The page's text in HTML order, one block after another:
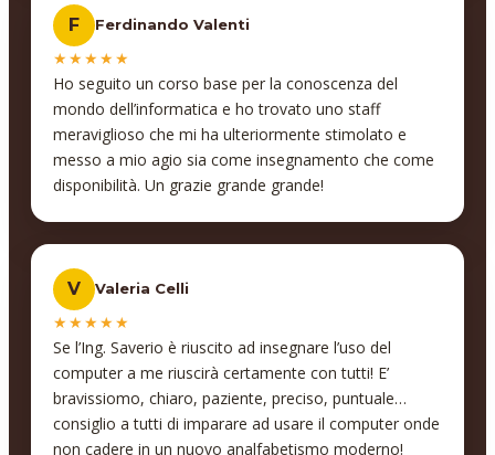
ha seguito ,Vito Foderà, per come è organizzato il
tutto, dai tutor, a cui va un ringraziamento alla mia,
Nadia Sbidri, per la disponibilità e la tempestività nel
rispondere ai messaggi, per come sono impostate le
lezioni che non lasciano nessuno indietro, grazie a
loro ho potuto approfondire il mio sapere e
completare la mia formazione nel campo informatico
sicuramente mi rivolgerò a loro in futuro.
F Ferdinando Valenti
★★★★★
Ho seguito un corso base per la conoscenza del
mondo dell’informatica e ho trovato uno staff
meraviglioso che mi ha ulteriormente stimolato e
messo a mio agio sia come insegnamento che come
disponibilità. Un grazie grande grande!
V Valeria Celli
★★★★★
Se l’Ing. Saverio è riuscito ad insegnare l’uso del
computer a me riuscirà certamente con tutti! E’
bravissiomo, chiaro, paziente, preciso, puntuale…
consiglio a tutti di imparare ad usare il computer onde
non cadere in un nuovo analfabetismo moderno!